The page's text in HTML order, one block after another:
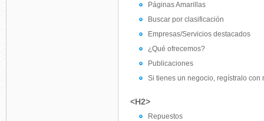
Páginas Amarillas
Buscar por clasificación
Empresas/Servicios destacados
¿Qué ofrecemos?
Publicaciones
Si tienes un negocio, regístralo con
<H2>
Repuestos